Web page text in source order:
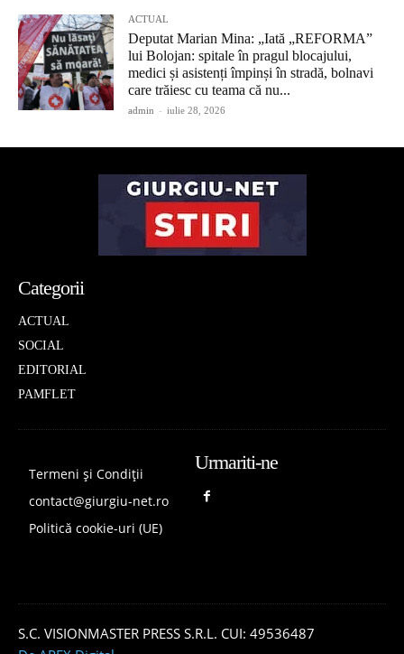
ACTUAL
Deputat Marian Mina: „Iată „REFORMA”
lui Bolojan: spitale în pragul blocajului,
medici și asistenți împinși în stradă, bolnavi
care trăiesc cu teama că nu...
admin - iulie 28, 2026
Categorii
ACTUAL
SOCIAL
EDITORIAL
PAMFLET
Termeni și Condiții
contact@giurgiu-net.ro
Politică cookie-uri (UE)
Urmariti-ne
S.C. VISIONMASTER PRESS S.R.L. CUI: 49536487